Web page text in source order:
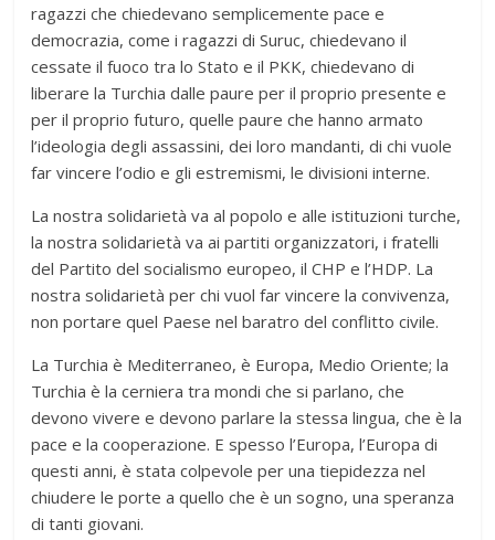
ragazzi che chiedevano semplicemente pace e
democrazia, come i ragazzi di Suruc, chiedevano il
cessate il fuoco tra lo Stato e il PKK, chiedevano di
liberare la Turchia dalle paure per il proprio presente e
per il proprio futuro, quelle paure che hanno armato
l’ideologia degli assassini, dei loro mandanti, di chi vuole
far vincere l’odio e gli estremismi, le divisioni interne.
La nostra solidarietà va al popolo e alle istituzioni turche,
la nostra solidarietà va ai partiti organizzatori, i fratelli
del Partito del socialismo europeo, il CHP e l’HDP. La
nostra solidarietà per chi vuol far vincere la convivenza,
non portare quel Paese nel baratro del conflitto civile.
La Turchia è Mediterraneo, è Europa, Medio Oriente; la
Turchia è la cerniera tra mondi che si parlano, che
devono vivere e devono parlare la stessa lingua, che è la
pace e la cooperazione. E spesso l’Europa, l’Europa di
questi anni, è stata colpevole per una tiepidezza nel
chiudere le porte a quello che è un sogno, una speranza
di tanti giovani.